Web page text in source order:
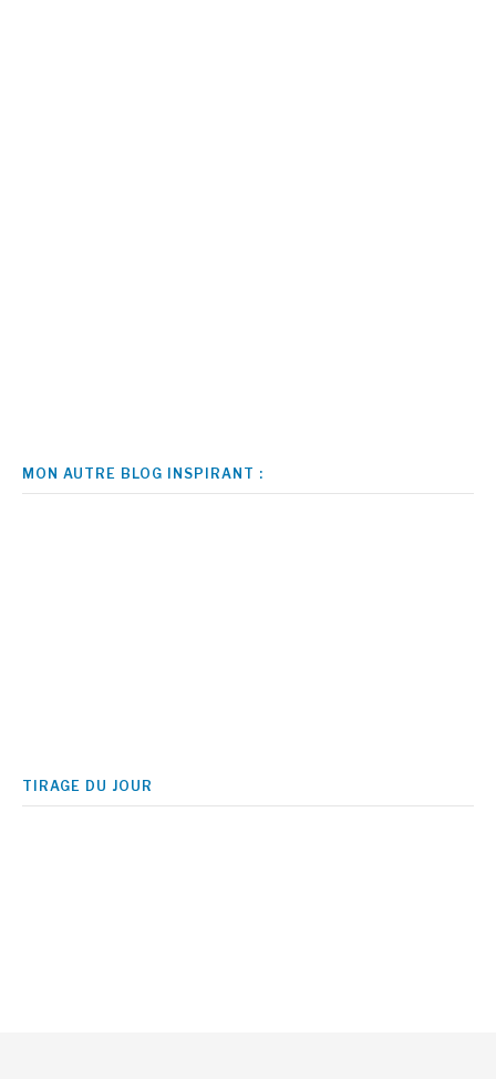
MON AUTRE BLOG INSPIRANT :
TIRAGE DU JOUR